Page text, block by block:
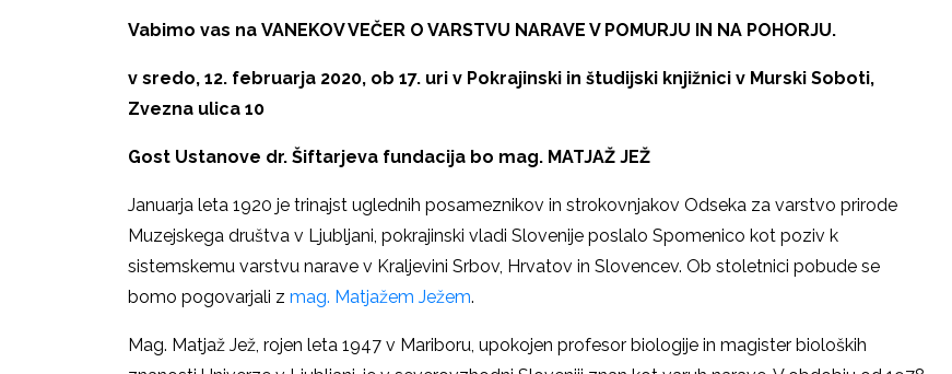
Vabimo vas na VANEKOV VEČER O ­VARSTVU NARAVE V POMURJU IN NA POHORJU.
v sredo, 12. februarja 2020, ob 17. uri v Pokrajinski in študijski knjižnici v Murski Soboti,
Zvezna ulica 10
Gost Ustanove dr. Šiftarjeva fundacija bo mag. MATJAŽ JEŽ
Januarja leta 1920 je trinajst uglednih posameznikov in strokovnjakov Odseka za varstvo prirode
Muzejskega društva v Ljubljani, pokrajinski vladi Slovenije poslalo Spomenico kot poziv k
sistemskemu varstvu narave v Kraljevini Srbov, Hrvatov in Slovencev. Ob stoletnici pobude se
bomo pogovarjali z mag. Matjažem Ježem.
Mag. Matjaž Jež, rojen leta 1947 v Mariboru, upokojen profesor biologije in magister bioloških